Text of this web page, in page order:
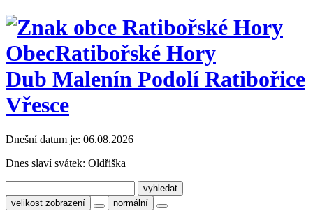
ObecRatibořské Hory
Dub Malenín Podolí Ratibořice
Vřesce
Dnešní datum je: 06.08.2026
Dnes slaví svátek: Oldřiška
velikost zobrazení normální